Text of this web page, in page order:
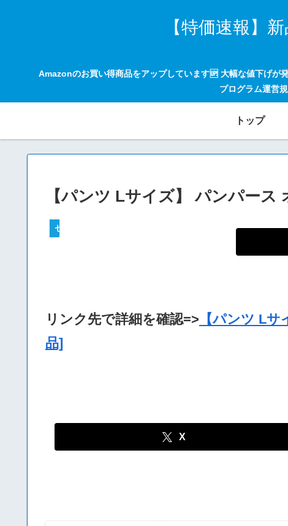
【特価速報】
Amazonのお買い得商品をアップしています🆙 大幅な値下げが
プログラム運営
トップ
【パンツ Lサイズ】 パンパー
セールハンター 激安情報まとめサイト
リンク先で詳細を確認=> 【パンツ L
品]
X